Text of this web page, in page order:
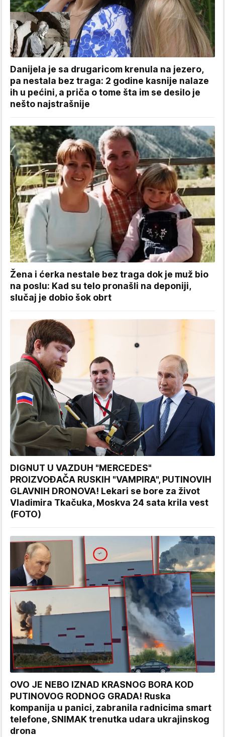
Danijela je sa drugaricom krenula na jezero,
pa nestala bez traga: 2 godine kasnije nalaze
ih u pećini, a priča o tome šta im se desilo je
nešto najstrašnije
Žena i ćerka nestale bez traga dok je muž bio
na poslu: Kad su telo pronašli na deponiji,
slučaj je dobio šok obrt
DIGNUT U VAZDUH "MERCEDES"
PROIZVOĐAČA RUSKIH "VAMPIRA", PUTINOVIH
GLAVNIH DRONOVA! Lekari se bore za život
Vladimira Tkačuka, Moskva 24 sata krila vest
(FOTO)
OVO JE NEBO IZNAD KRASNOG BORA KOD
PUTINOVOG RODNOG GRADA! Ruska
kompanija u panici, zabranila radnicima smart
telefone, SNIMAK trenutka udara ukrajinskog
drona